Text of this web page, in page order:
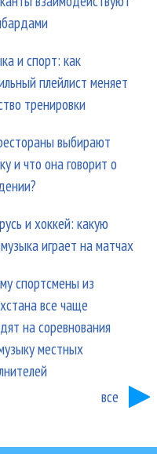
и спорт: как
плейлист меняет
тренировки
выбирают
и что она говорит о
и хоккей: какую
играет на матчах
спортсмены из
все чаще
на соревнования
местных
все